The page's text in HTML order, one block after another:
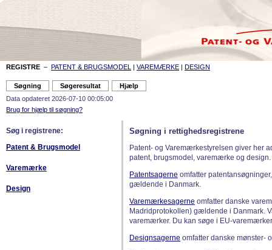
REGISTRE – PATENT & BRUGSMODEL | VAREMÆRKE | DESIGN
Data opdateret 2026-07-10 00:05:00
Brug for hjælp til søgning?
Søg i registrene:
Patent & Brugsmodel
Varemærke
Design
Søgning i rettighedsregistrene
Patent- og Varemærkestyrelsen giver her
patent, brugsmodel, varemærke og design.
Patentsagerne omfatter
gældende i Danmark.
Varemærkesagerne omfatter danske
Madridprotokollen) gældende i Danmark.
varemærker. Du kan søge i EU-
Designsagerne omfatter danske mønster-